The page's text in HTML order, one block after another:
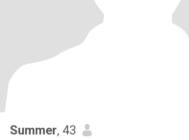
Summer, 43